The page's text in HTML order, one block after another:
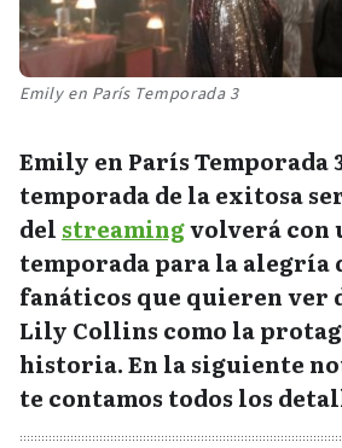
Emily en París Temporada 3
Emily en París Temporada
temporada de la exitosa
del streamingvolverá con
temporada para la alegría
fanáticos que quieren ver
Lily Collins como la
historia. En la siguiente
te contamos todos los